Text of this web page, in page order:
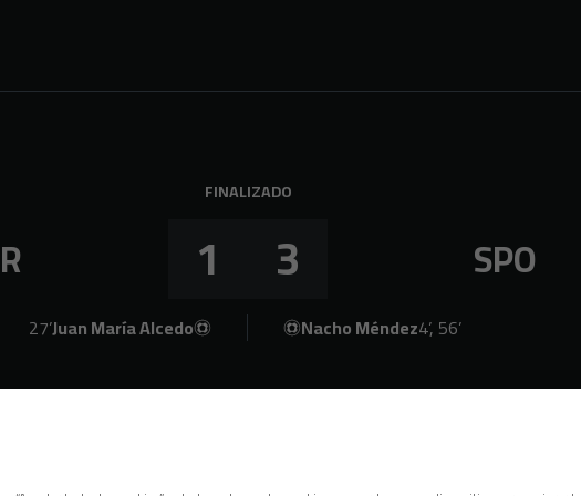
FINALIZADO
1 3 SPO
27’Juan María Alcedo 4’, 56’
Nacho Méndez
Espectadores: 4002